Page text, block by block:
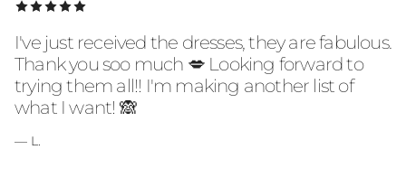
I've just received the dresses, they are fabulous.
Thank you soo much 💋 Looking forward to
trying them all!! I'm making another list of
what I want! 🙈
— L.